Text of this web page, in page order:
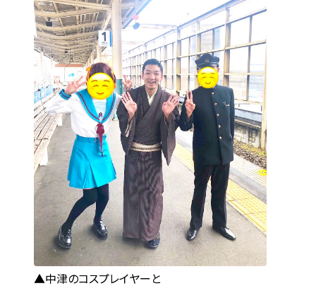
中津のコスプレイヤーと